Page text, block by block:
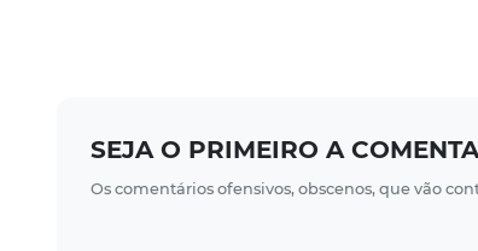
SEJA O PRIMEIRO A
Os comentários ofensivos, obscenos, que vão